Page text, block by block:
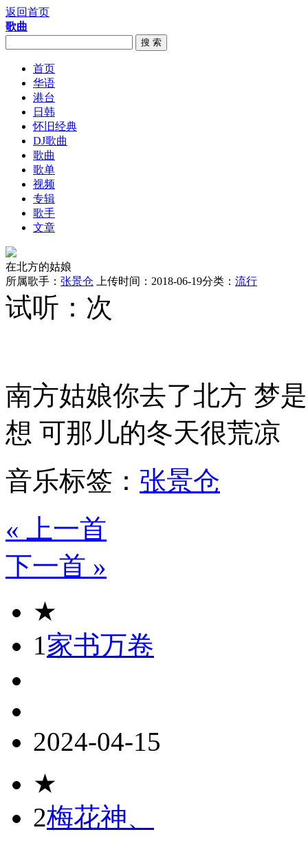
返回首页
歌曲
搜 索
首页
华语
港台
日韩
怀旧经典
DJ歌曲
歌曲
歌单
视频
专辑
歌手
文章
在北方的姑娘
所属歌手： 张景仓 上传时间：2018-06-19分类： 流行
试听： 次
南方姑娘你去了北方 梦
想 可那儿的冬天很荒凉
音乐标签： 张景仓
« 上一首
下一首 »
★
1家书万卷
2024-04-15
★
2梅花神、